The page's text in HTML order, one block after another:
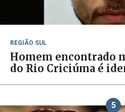
REGIÃO SUL
Homem encontrado
do Rio Criciúma é
5